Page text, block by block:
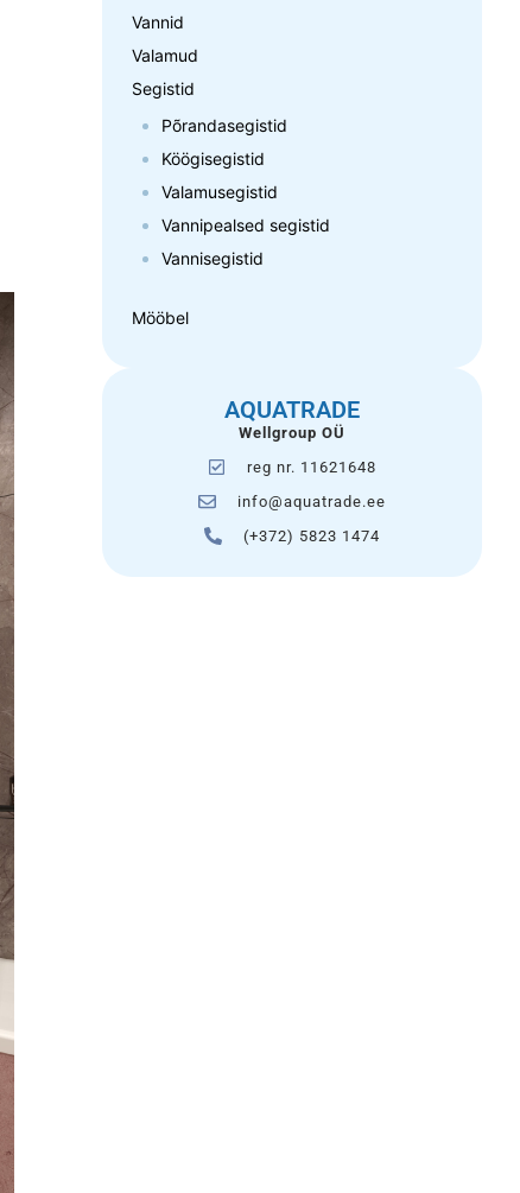
Vannid
Valamud
Segistid
Põrandasegistid
Köögisegistid
Valamusegistid
Vannipealsed segistid
Vannisegistid
Mööbel
AQUATRADE
Wellgroup OÜ
reg nr. 11621648
info@aquatrade.ee
(+372) 5823 1474